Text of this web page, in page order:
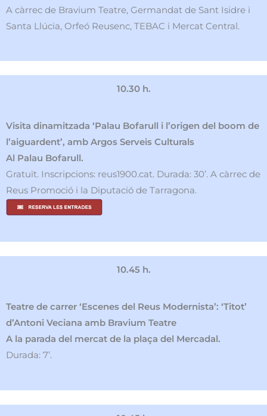
A càrrec de Bravium Teatre, Germandat de Sant Isidre i
Santa Llúcia, Orfeó Reusenc, TEBAC i Mercat Central.
10.30 h.
Visita dinamitzada ‘Palau Bofarull i l’origen del boom de
l’aiguardent’, amb Argos Serveis Culturals
Al Palau Bofarull.
Gratuït. Inscripcions: reus1900.cat. Durada: 30’. A càrrec de
Reus Promoció i la Diputació de Tarragona.
10.45 h.
Teatre de carrer ‘Escenes del Reus Modernista’: ‘Titot’
d’Antoni Veciana amb Bravium Teatre
A la parada del mercat de la plaça del Mercadal.
Durada: 7’.